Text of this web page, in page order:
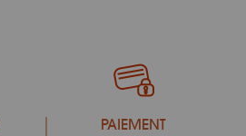
PAIEMENT